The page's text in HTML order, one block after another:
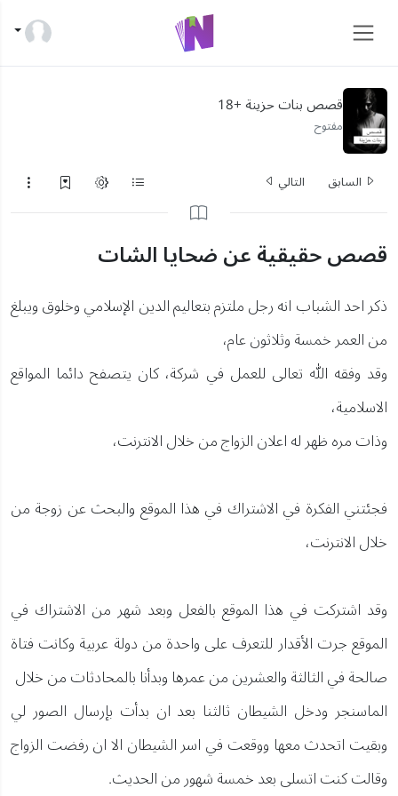
قصص بنات حزينة +18
مفتوح
السابق التالي
قصص حقيقية عن ضحايا الشات
ذكر احد الشباب انه رجل ملتزم بتعاليم الدين الإسلامي وخلوق ويبلغ
من العمر خمسة وثلاثون عام،
وقد وفقه الله تعالى للعمل في شركة، كان يتصفح دائما المواقع
الاسلامية،
وذات مره ظهر له اعلان الزواج من خلال الانترنت،
فجئتني الفكرة في الاشتراك في هذا الموقع والبحث عن زوجة من
خلال الانترنت،
وقد اشتركت في هذا الموقع بالفعل وبعد شهر من الاشتراك في
الموقع جرت الأقدار للتعرف على واحدة من دولة عربية وكانت فتاة
صالحة في الثالثة والعشرين من عمرها وبدأنا بالمحادثات من خلال
الماسنجر ودخل الشيطان ثالثنا بعد ان بدأت بإرسال الصور لي
وبقيت اتحدث معها ووقعت في اسر الشيطان الا ان رفضت الزواج
وقالت كنت اتسلى بعد خمسة شهور من الحديث.